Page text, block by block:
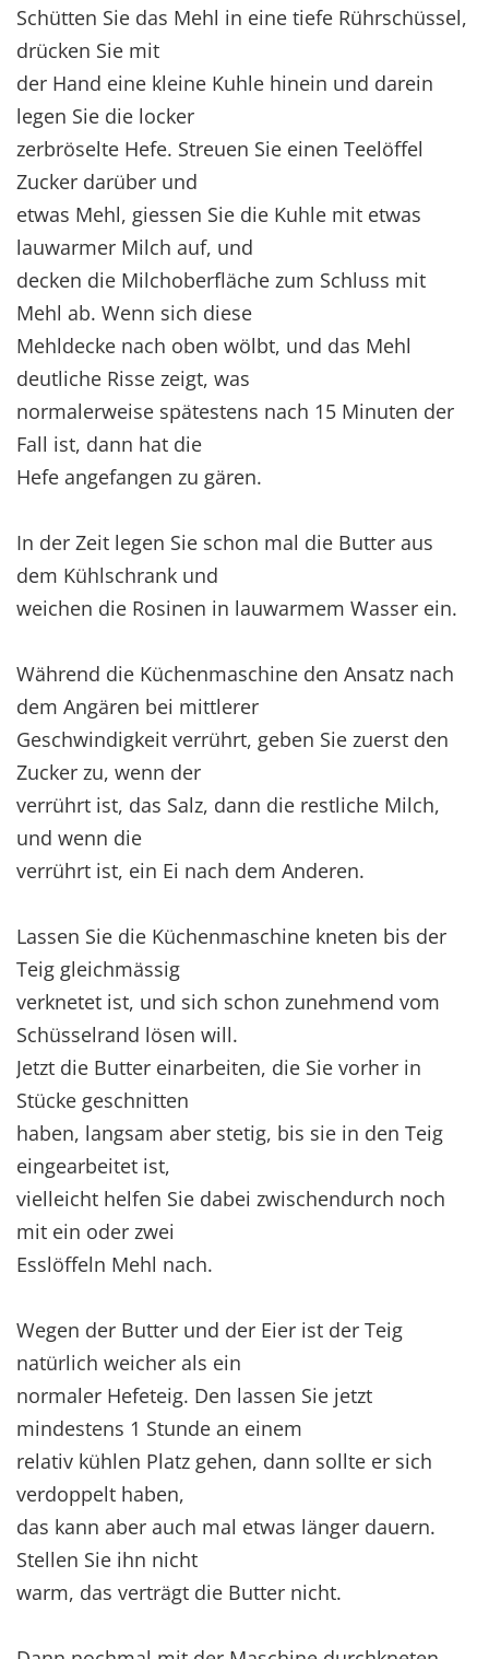
Schütten Sie das Mehl in eine tiefe Rührschüssel,
drücken Sie mit
der Hand eine kleine Kuhle hinein und darein
legen Sie die locker
zerbröselte Hefe. Streuen Sie einen Teelöffel
Zucker darüber und
etwas Mehl, giessen Sie die Kuhle mit etwas
lauwarmer Milch auf, und
decken die Milchoberfläche zum Schluss mit
Mehl ab. Wenn sich diese
Mehldecke nach oben wölbt, und das Mehl
deutliche Risse zeigt, was
normalerweise spätestens nach 15 Minuten der
Fall ist, dann hat die
Hefe angefangen zu gären.
In der Zeit legen Sie schon mal die Butter aus
dem Kühlschrank und
weichen die Rosinen in lauwarmem Wasser ein.
Während die Küchenmaschine den Ansatz nach
dem Angären bei mittlerer
Geschwindigkeit verrührt, geben Sie zuerst den
Zucker zu, wenn der
verrührt ist, das Salz, dann die restliche Milch,
und wenn die
verrührt ist, ein Ei nach dem Anderen.
Lassen Sie die Küchenmaschine kneten bis der
Teig gleichmässig
verknetet ist, und sich schon zunehmend vom
Schüsselrand lösen will.
Jetzt die Butter einarbeiten, die Sie vorher in
Stücke geschnitten
haben, langsam aber stetig, bis sie in den Teig
eingearbeitet ist,
vielleicht helfen Sie dabei zwischendurch noch
mit ein oder zwei
Esslöffeln Mehl nach.
Wegen der Butter und der Eier ist der Teig
natürlich weicher als ein
normaler Hefeteig. Den lassen Sie jetzt
mindestens 1 Stunde an einem
relativ kühlen Platz gehen, dann sollte er sich
verdoppelt haben,
das kann aber auch mal etwas länger dauern.
Stellen Sie ihn nicht
warm, das verträgt die Butter nicht.